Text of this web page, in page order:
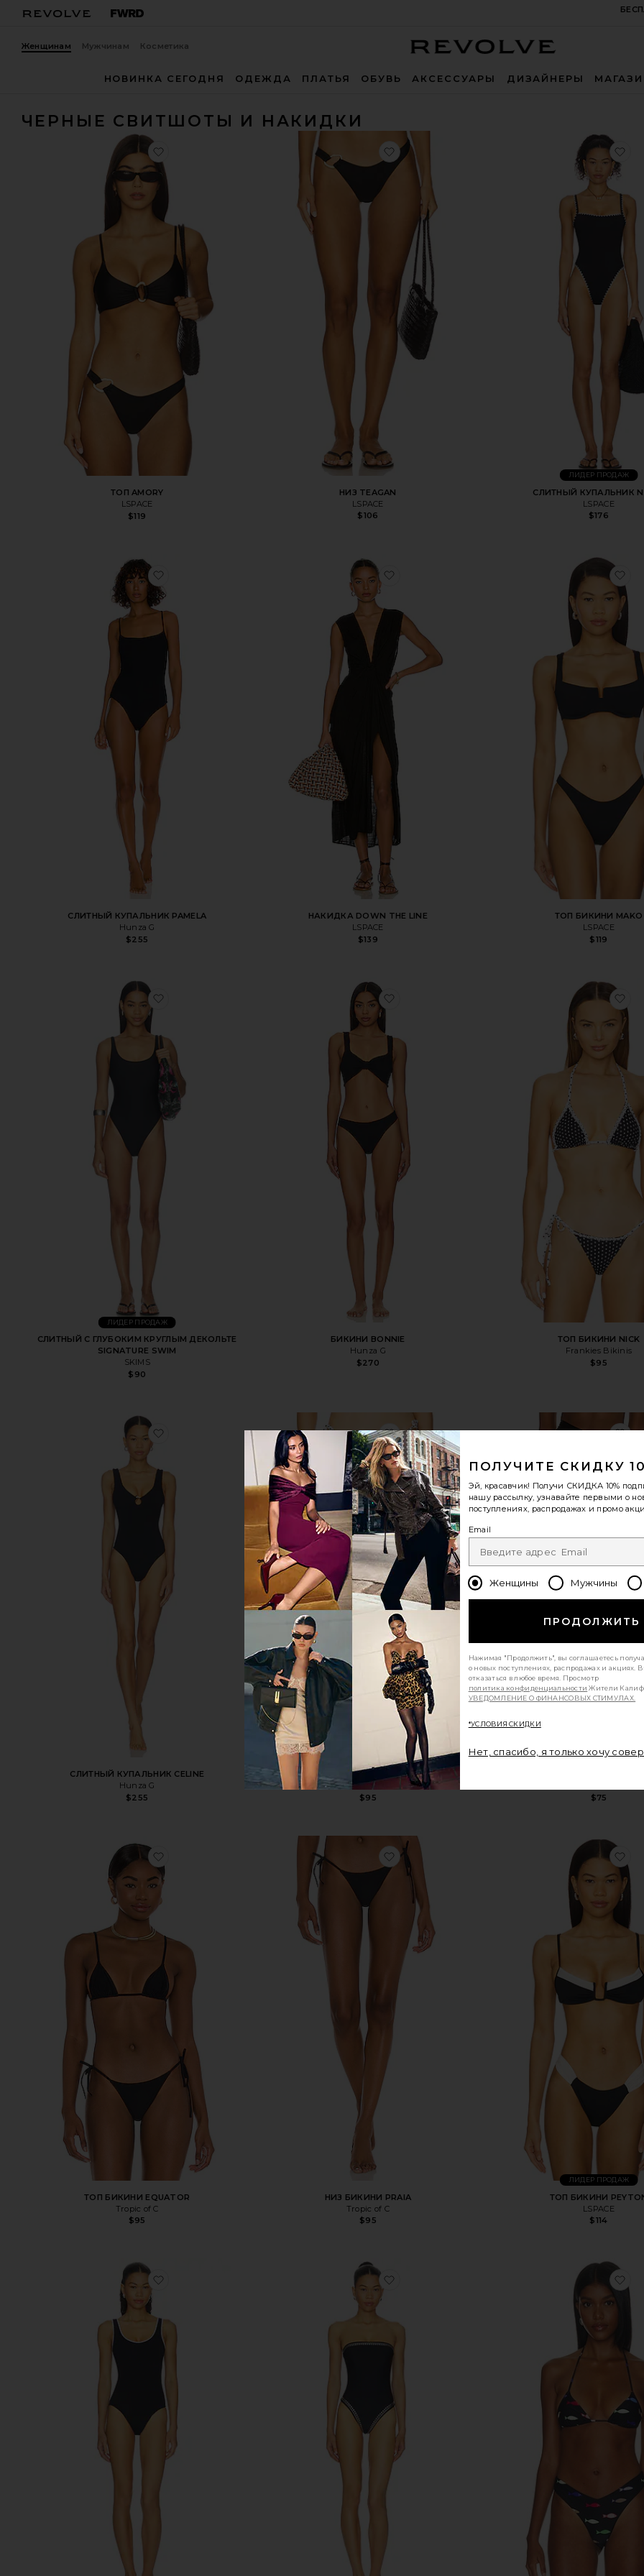
Женщинам Мужчинам Косметика
НОВИНКА СЕГОДНЯ ОДЕЖДА ПЛАТЬЯ ОБУВЬ АКСЕССУАРЫ ДИЗАЙНЕРЫ
ЧЕРНЫЕ СВИТШОТЫ И НАКИДКИ
ТОП AMORY
LSPACE
$119
НИЗ TEAGAN
LSPACE
$106
избранноеНИЗ TEAGAN
СЛИТНЫЙ КУПАЛЬНИК
LSPACE
$176
ЛИДЕР ПРОДАЖ
СЛИТНЫЙ КУПАЛЬНИК PAMELA
Hunza G
$255
избранноеСЛИТНЫЙ КУПАЛЬНИК PAMELA
НАКИДКА DOWN THE LINE
LSPACE
$139
избранноеНАКИДКА DOWN THE LINE
ТОП БИКИНИ MAKO
LSPACE
$119
СЛИТНЫЙ С ГЛУБОКИМ КРУГЛЫМ ДЕКОЛЬТЕ
SIGNATURE SWIM
SKIMS
$90
ЛИДЕР ПРОДАЖ
избранноеСЛИТНЫЙ С ГЛУБОКИМ КРУГЛЫМ ДЕКОЛЬТЕ SIGNATURE SWIM
БИКИНИ BONNIE
Hunza G
$270
ТОП БИКИНИ NICK
Frankies Bikinis
$95
СЛИТНЫЙ КУПАЛЬНИК CELINE
Hunza G
$255
избранноеСЛИТНЫЙ КУПАЛЬНИК CELINE
НИЗ БИКИНИ DIVINE
Frankies Bikinis
$95
избранноеНИЗ БИКИНИ DIVINE
$75
ТОП БИКИНИ EQUATOR
Tropic of C
$95
избранноеТОП БИКИНИ EQUATOR
НИЗ БИКИНИ PRAIA
Tropic of C
$95
избранноеНИЗ БИКИНИ PRAIA
ТОП БИКИНИ
LSPACE
$114
ЛИДЕР ПРОДАЖ
избранноеСЛИТНЫЙ КУПАЛЬНИК COVERAGE FAYEизбранноеСЛИТНЫЙ КУПАЛЬНИК HAYDEN
ПОЛУЧИТЕ СКИДКУ
Эй, красавчик! Получи СКИДКА 10%
нашу рассылку, узнавайте первыми о
поступлениях, распродажах и промо
Email
Женщины Мужчины
ПРОДОЛЖИТЬ
Нажимая "Продолжить", вы соглашаетесь
о новых поступлениях, распродажах и акциях.
отказаться в любое время. Просмотр
политика конфиденциальности Жители
УВЕДОМЛЕНИЕ О ФИНАНСОВЫХ СТИМУЛАХ.
*УСЛОВИЯ СКИДКИ
Нет, спасибо, я только хочу